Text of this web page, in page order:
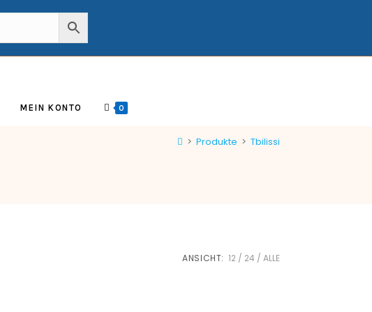
MEIN KONTO 0
> Produkte > Tbilissi
ANSICHT: 12 24 ALLE